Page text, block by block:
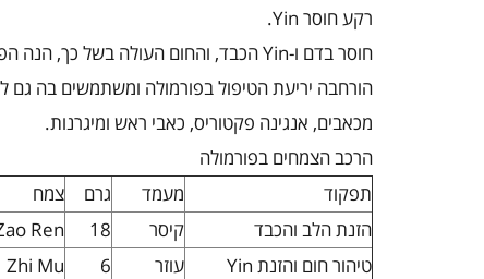
רקע חוסר Yin
.
חוסר בדם ו-Yinהכבד, והחום העולה בשל כך, הנה
הורחבה יריעת הטיפול בפורמולה ומשתמשים בה גם
מכאבים, אנגינה פקטוריס, כאבי ראש ומיגרנות.
הרכב הצמחים בפורמולה
תפקוד
מעמד גרם
צמח
הזנת הלב והכבד
קיסר 18
Ren
טיהור חום והזנת Yin עוזר 6
Zhi Mu